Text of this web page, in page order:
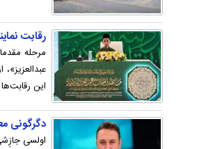
رقابت نمایندگان ۱۳۳ کشور در مسابقات
مرحله
این
دگرگونی
اولسی